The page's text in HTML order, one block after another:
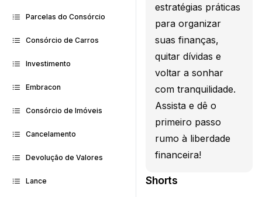
Parcelas do Consórcio
Consórcio de Carros
Investimento
Embracon
Consórcio de Imóveis
Cancelamento
Devolução de Valores
Lance
estratégias práticas
para organizar
suas finanças,
quitar dívidas e
voltar a sonhar
com tranquilidade.
Assista e dê o
primeiro passo
rumo à liberdade
financeira!
Shorts